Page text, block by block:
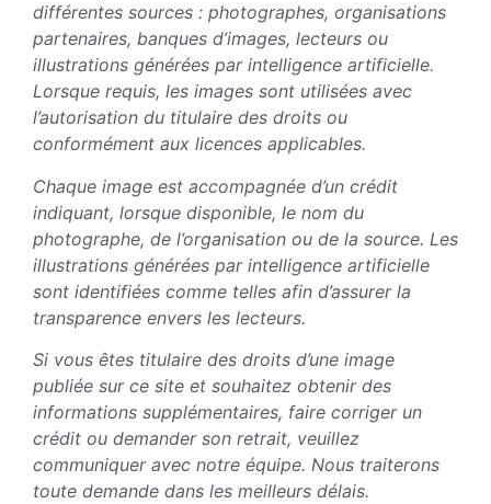
différentes sources : photographes, organisations
partenaires, banques d’images, lecteurs ou
illustrations générées par intelligence artificielle.
Lorsque requis, les images sont utilisées avec
l’autorisation du titulaire des droits ou
conformément aux licences applicables.
Chaque image est accompagnée d’un crédit
indiquant, lorsque disponible, le nom du
photographe, de l’organisation ou de la source. Les
illustrations générées par intelligence artificielle
sont identifiées comme telles afin d’assurer la
transparence envers les lecteurs.
Si vous êtes titulaire des droits d’une image
publiée sur ce site et souhaitez obtenir des
informations supplémentaires, faire corriger un
crédit ou demander son retrait, veuillez
communiquer avec notre équipe. Nous traiterons
toute demande dans les meilleurs délais.